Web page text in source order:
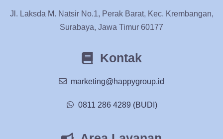
Jl. Laksda M. Natsir No.1, Perak Barat, Kec. Krembangan,
Surabaya, Jawa Timur 60177
Kontak
marketing@happygroup.id
0811 286 4289 (BUDI)